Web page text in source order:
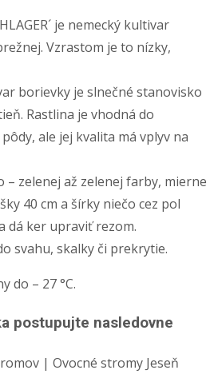
je nemecký kultivar
Vzrastom je to nízky,
borievky je slnečné stanovisko
Rastlina je vhodná do
ale jej kvalita má vplyv na
zelenej až zelenej farby, mierne
40 cm a šírky niečo cez pol
dá ker upraviť rezom.
svahu, skalky či prekrytie.
do – 27 °C.
postupujte nasledovne